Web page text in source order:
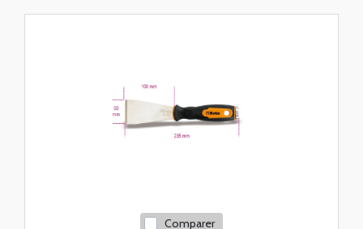
Comparer